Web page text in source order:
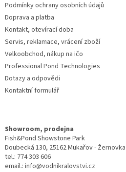
Podmínky ochrany osobních údajů
Doprava a platba
Kontakt, otevírací doba
Servis, reklamace, vrácení zboží
Velkoobchod, nákup na ičo
Professional Pond Technologies
Dotazy a odpovědi
Kontaktní formulář
Showroom, prodejna
Fish&Pond Showstone Park
Doubecká 130, 25162 Mukařov - Žernovka
tel.: 774 303 606
email.: info@vodnikralovstvi.cz